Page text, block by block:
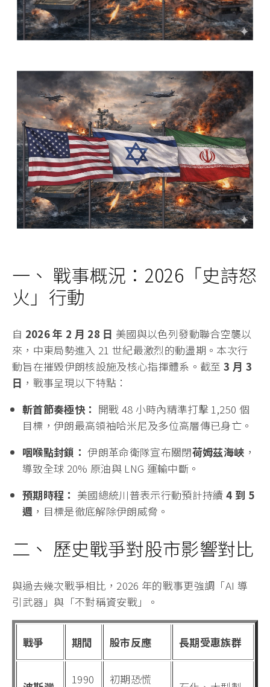
一、 戰事概況：2026「史詩怒
火」行動
自 2026 年 2 月 28 日 美國與以色列發動聯合空襲以
來，中東局勢進入 21 世紀最激烈的動盪期。本次行
動旨在摧毀伊朗核設施及核心指揮體系。截至3 月 3
日 ，戰事呈現以下特點：
斬首節奏極快： 開戰 48 小時內精準打擊 1,250 個
目標，伊朗最高領袖哈米尼及多位高層傳已身亡。
咽喉點封鎖： 伊朗革命衛隊宣布關閉荷姆茲海峽 ，
導致全球 20% 原油與 LNG 運輸中斷。
預期時程： 美國總統川普表示行動預計持續4 到 5
週 ，目標是徹底解除伊朗威脅。
二、 歷史戰爭對股市影響對比
與過去幾次戰爭相比，2026 年的戰事更強調「AI 導
引武器」與「不對稱資安戰」。
戰爭 期間 股市反應 長期受惠族群
1990
初期恐慌